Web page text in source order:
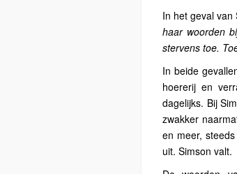
In het geval van
haar woorden
stervens toe.
In beide
hoererij en
dagelijks. Bij
zwakker
en meer,
uit. Simson valt.